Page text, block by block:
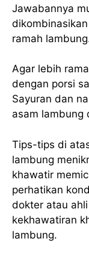
Jawabannya
ramah
Agar lebih
dengan porsi
Sayuran dan
asam lambung
Tips-tips di
lambung
khawatir
perhatikan
dokter atau
kekhawatiran
lambung.